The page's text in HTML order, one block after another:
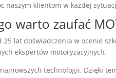
naszym klientom w każdej
warto zaufać
25 lat doświadczenia w ocenie
ekspertów motoryzacyjnych.
technologii. Dzięki